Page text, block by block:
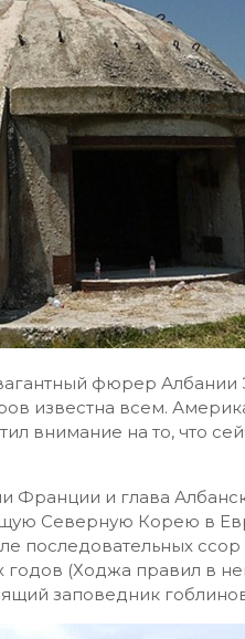
фюрер
известна всем.
внимание на то, что
Франции и глава
Северную Корею в
последовательных
годов (Ходжа правил в
заповедник